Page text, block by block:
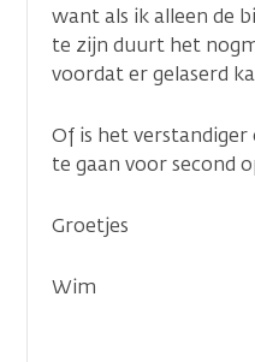
want als ik alleen de
te zijn duurt het
voordat er gelaserd
Of is het verstandiger
te gaan voor second
Groetjes
Wim